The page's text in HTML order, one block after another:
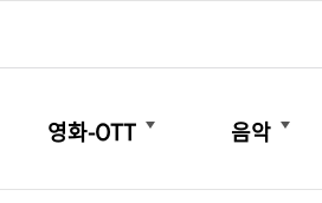
영화-OTT
더보기
음악
더보기